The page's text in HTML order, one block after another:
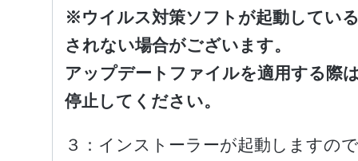
※ウイルス対策ソフトが起動してい
されない場合がございます。
アップデートファイルを適用する際
停止してください。
３：インストーラーが起動しますの